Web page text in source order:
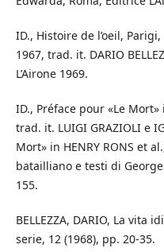
ID., Histoire de l’oeil,
1967, trad. it. DARIO
L’Airone 1969.
ID., Préface pour «Le Mort»
trad. it. LUIGI GRAZIOLI e
Mort» in HENRY RONS et
batailliano e testi di
155.
BELLEZZA, DARIO, La vita
serie, 12 (1968), pp. 20-35.